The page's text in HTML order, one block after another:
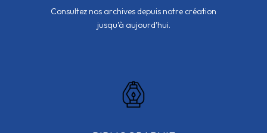
Consultez nos archives depuis notre création
jusqu’à aujourd’hui.